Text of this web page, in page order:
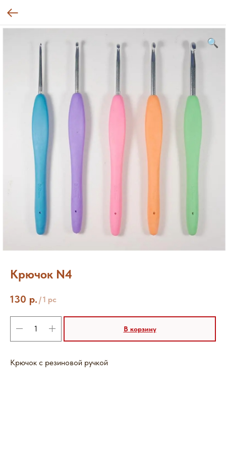
Крючок N4
130 р. /1 pc
В корзину
Крючок с резиновой ручкой